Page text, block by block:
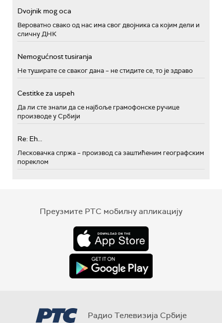
Dvojnik mog oca
Вероватно свако од нас има свог двојника са којим дели и
сличну ДНК
Nemogućnost tusiranja
Не туширате се сваког дана – не стидите се, то је здраво
Cestitke za uspeh
Да ли сте знали да се најбоље грамофонске ручице
производе у Србији
Re: Eh...
Лесковачка спржа – производ са заштићеним географским
пореклом
Преузмите РТС мобилну апликацију
Радио Телевизија Србије